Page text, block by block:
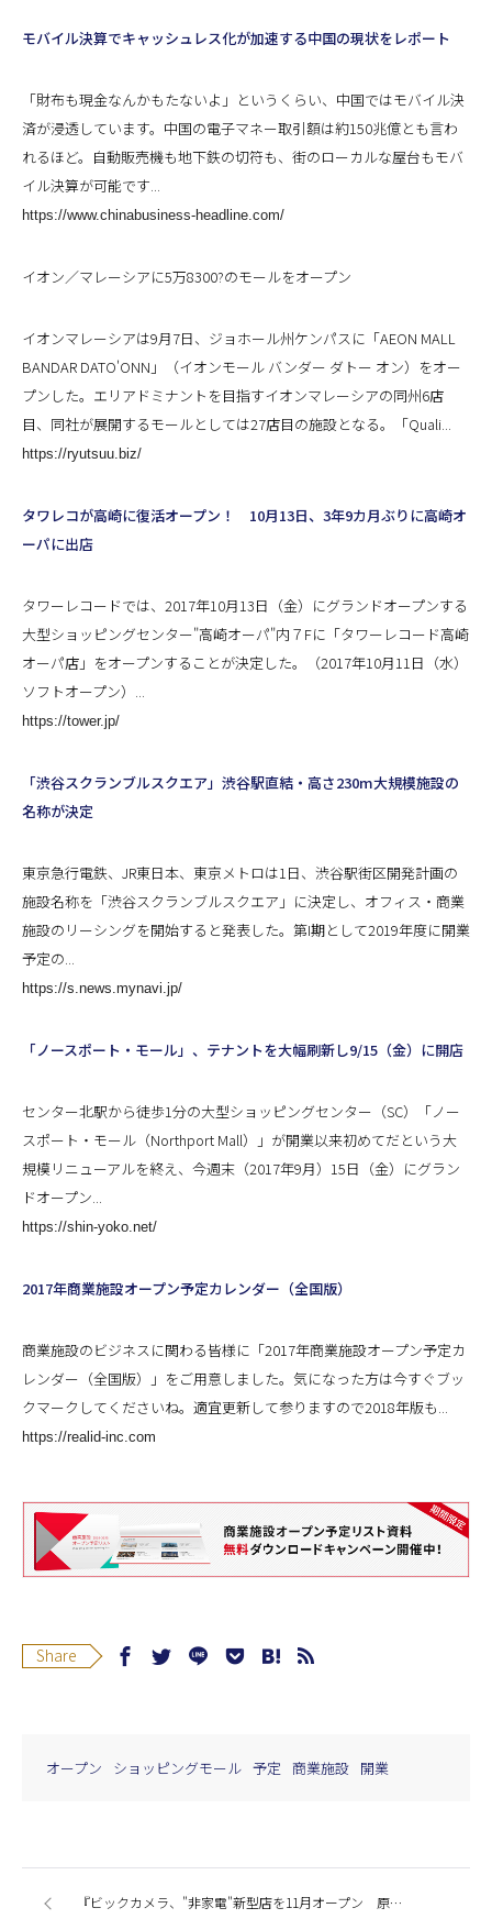
モバイル決算でキャッシュレス化が加速する中国の現状をレポート
「財布も現金なんかもたないよ」というくらい、中国ではモバイル決
済が浸透しています。中国の電子マネー取引額は約150兆億とも言わ
れるほど。自動販売機も地下鉄の切符も、街のローカルな屋台もモバ
イル決算が可能です...
https://www.chinabusiness-headline.com/
イオン／マレーシアに5万8300?のモールをオープン
イオンマレーシアは9月7日、ジョホール州ケンパスに「AEON MALL
BANDAR DATO'ONN」（イオンモール バンダー ダトー オン）をオー
プンした。エリアドミナントを目指すイオンマレーシアの同州6店
目、同社が展開するモールとしては27店目の施設となる。「Quali...
https://ryutsuu.biz/
タワレコが高崎に復活オープン！ 10月13日、3年9カ月ぶりに高崎オ
ーパに出店
タワーレコードでは、2017年10月13日（金）にグランドオープンする
大型ショッピングセンター"高崎オーパ"内７Fに「タワーレコード高崎
オーパ店」をオープンすることが決定した。（2017年10月11日（水）
ソフトオープン）...
https://tower.jp/
「渋谷スクランブルスクエア」渋谷駅直結・高さ230m大規模施設の
名称が決定
東京急行電鉄、JR東日本、東京メトロは1日、渋谷駅街区開発計画の
施設名称を「渋谷スクランブルスクエア」に決定し、オフィス・商業
施設のリーシングを開始すると発表した。第I期として2019年度に開業
予定の...
https://s.news.mynavi.jp/
「ノースポート・モール」、テナントを大幅刷新し9/15（金）に開店
センター北駅から徒歩1分の大型ショッピングセンター（SC）「ノー
スポート・モール（Northport Mall）」が開業以来初めてだという大
規模リニューアルを終え、今週末（2017年9月）15日（金）にグラン
ドオープン...
https://shin-yoko.net/
2017年商業施設オープン予定カレンダー（全国版）
商業施設のビジネスに関わる皆様に「2017年商業施設オープン予定カ
レンダー（全国版）」をご用意しました。気になった方は今すぐブッ
クマークしてくださいね。適宜更新して参りますので2018年版も...
https://realid-inc.com
Share
オープン ショッピングモール 予定 商業施設 開業
『ビックカメラ、"非家電"新型店を11月オープン 原宿に』今週の商業施設ニューストピックスまとめ（2017.10.26発行）